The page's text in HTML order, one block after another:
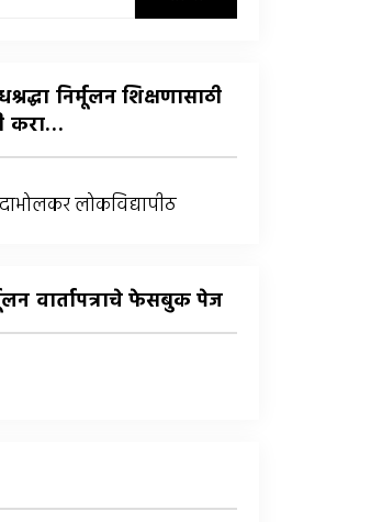
निर्मूलन शिक्षणासाठी
करा…
वार्तापत्राचे फेसबुक पेज